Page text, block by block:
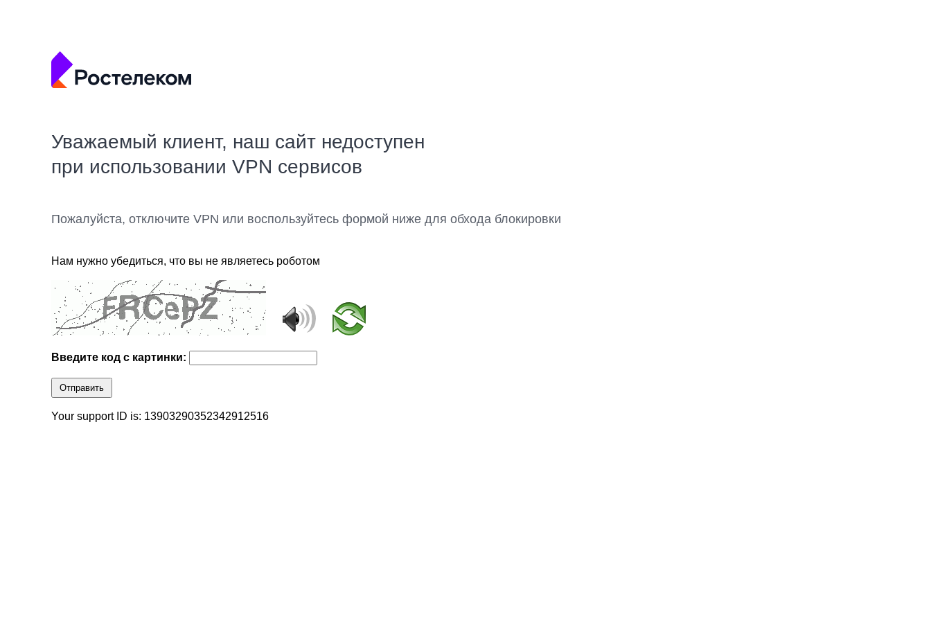
Уважаемый клиент, наш сайт недоступен
при использовании VPN сервисов
Пожалуйста, отключите VPN или воспользуйтесь формой ниже для обхода блокировки
Нам нужно убедиться, что вы не являетесь роботом
Введите код с картинки:
Отправить
Your support ID is: 13903290352342912516